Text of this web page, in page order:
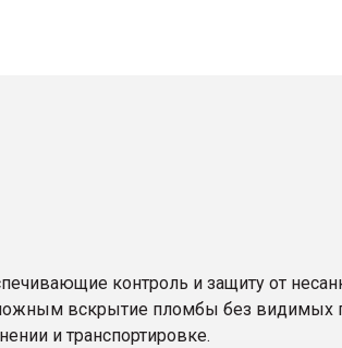
контроль и защиту от
вскрытие пломбы без видимых
и транспортировке.